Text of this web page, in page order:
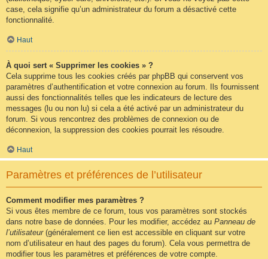
case, cela signifie qu’un administrateur du forum a désactivé cette
fonctionnalité.
Haut
À quoi sert « Supprimer les cookies » ?
Cela supprime tous les cookies créés par phpBB qui conservent vos
paramètres d’authentification et votre connexion au forum. Ils fournissent
aussi des fonctionnalités telles que les indicateurs de lecture des
messages (lu ou non lu) si cela a été activé par un administrateur du
forum. Si vous rencontrez des problèmes de connexion ou de
déconnexion, la suppression des cookies pourrait les résoudre.
Haut
Paramètres et préférences de l’utilisateur
Comment modifier mes paramètres ?
Si vous êtes membre de ce forum, tous vos paramètres sont stockés
dans notre base de données. Pour les modifier, accédez au Panneau de
l’utilisateur(généralement ce lien est accessible en cliquant sur votre
nom d’utilisateur en haut des pages du forum). Cela vous permettra de
modifier tous les paramètres et préférences de votre compte.